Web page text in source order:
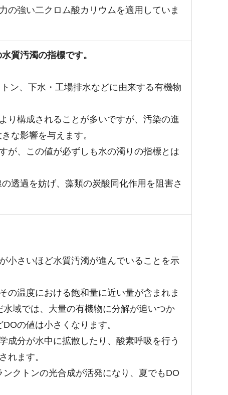
の強い二クロム酸カリウムを適用していま
質汚濁の指標です。
ン、下水・工場排水などに由来する有機物
り構成されることが多いですが、汚染の進
な影響を与えます。
が、この値が必ずしも水の濁りの指標とは
透過を妨げ、藻類の炭酸同化作用を阻害さ
小さいほど水質汚濁が進んでいることを示
の温度における飽和量に近い量が含まれま
域では、大量の有機物に分解が追いつか
の値は小さくなります。
成分が水中に拡散したり、酸素呼吸を行う
れます。
クトンの光合成が活発になり、夏でもDO